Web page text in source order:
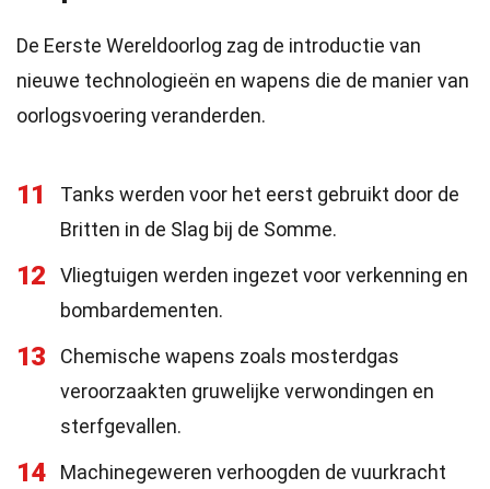
De Eerste Wereldoorlog zag de introductie van
nieuwe technologieën en wapens die de manier van
oorlogsvoering veranderden.
11
Tanks werden voor het eerst gebruikt door de
Britten in de Slag bij de Somme.
12
Vliegtuigen werden ingezet voor verkenning en
bombardementen.
13
Chemische wapens zoals mosterdgas
veroorzaakten gruwelijke verwondingen en
sterfgevallen.
14
Machinegeweren verhoogden de vuurkracht